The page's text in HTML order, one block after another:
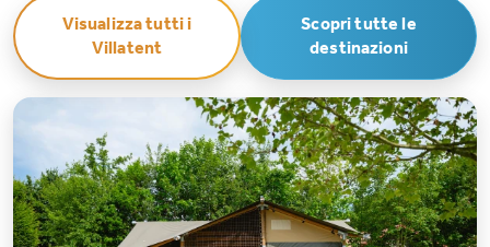
Visualizza tutti i
Villatent
Scopri tutte le
destinazioni